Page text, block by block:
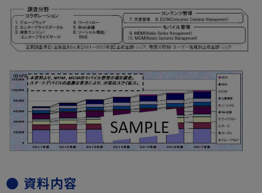
● 資料内容